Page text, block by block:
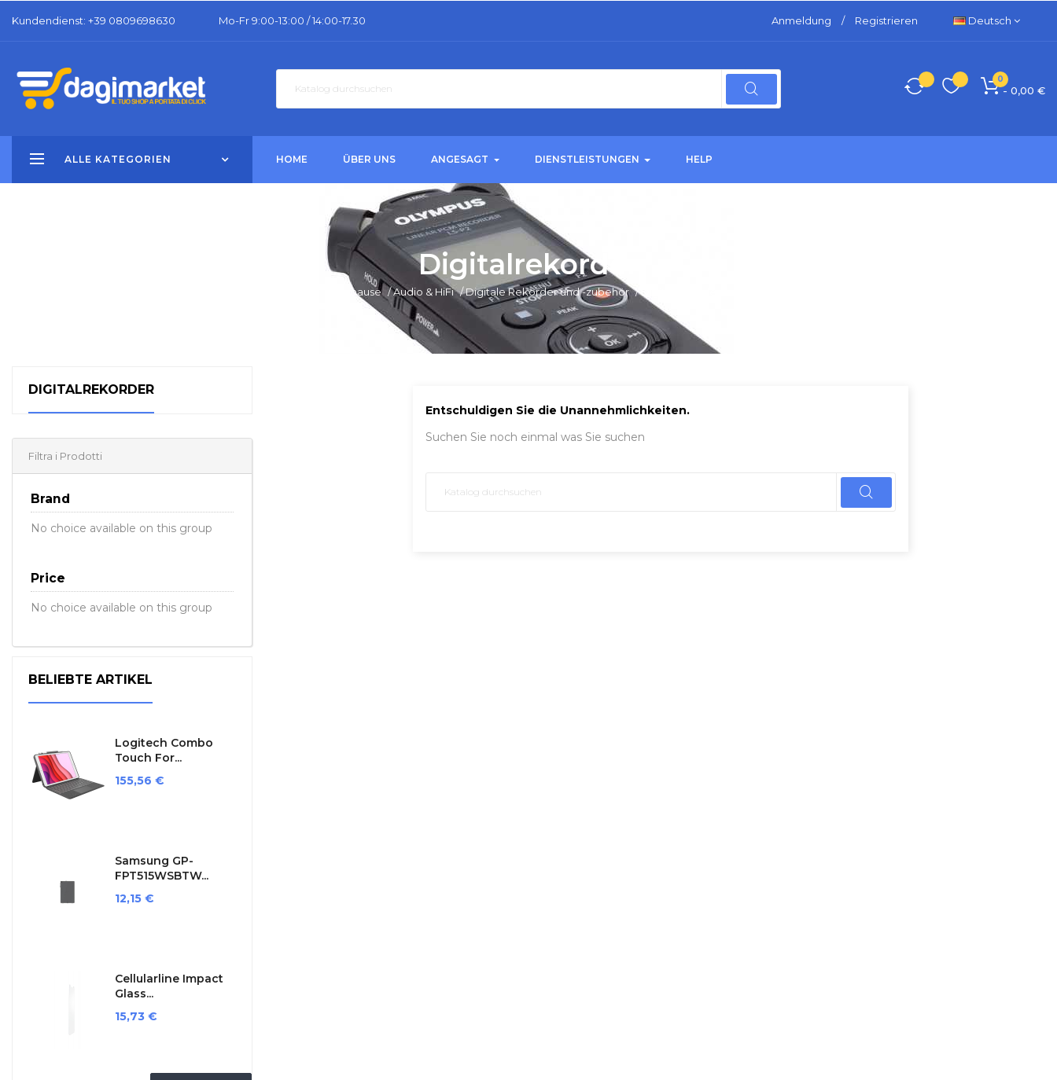
Kundendienst: +39 0809698630 Mo-Fr 9:00-13:00 / 14:00-17.30 Anmeldung / Registrieren Deutsch
0
- 0,00 €
ALLE KATEGORIEN HOME ÜBER UNS ANGESAGT DIENSTLEISTUNGEN HELP
Digitalrekorder
Zuhause /Audio & HiFi /Digitale Rekorder und -zubehör /Digitalrekorder
DIGITALREKORDER
Filtra i Prodotti
Brand
No choice available on this group
Price
No choice available on this group
BELIEBTE ARTIKEL
Logitech Combo
Touch For...
Preis
155,56 €
Samsung GP-
FPT515WSBTW...
Preis
12,15 €
Cellularline Impact
Glass...
Preis
15,73 €
Entschuldigen Sie die Unannehmlichkeiten.
Suchen Sie noch einmal was Sie suchen